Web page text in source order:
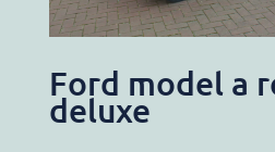
Ford model a
deluxe